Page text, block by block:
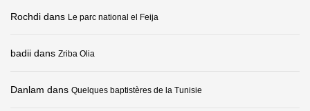
Rochdi dans Le parc national el Feija
badii dans Zriba Olia
Danlam dans Quelques baptistères de la Tunisie